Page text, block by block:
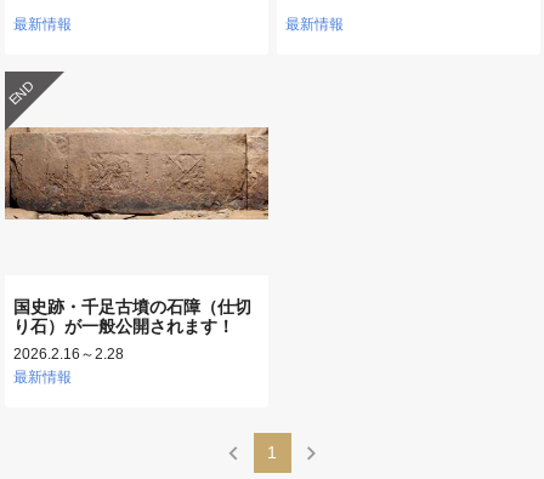
最新情報 最新情報
END
国史跡・千足古墳の石障（仕切
り石）が一般公開されます！
2026.2.16～2.28
最新情報
chevron_left 1 chevron_right